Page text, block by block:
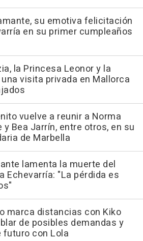
su emotiva felicitación
en su primer cumpleaños
la Princesa Leonor y la
visita privada en Mallorca
vuelve a reunir a Norma
y Bea Jarrín, entre otros, en su
de Marbella
lamenta la muerte del
Echevarría: "La pérdida es
marca distancias con Kiko
de posibles demandas y
futuro con Lola